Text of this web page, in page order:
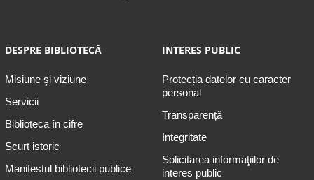
DESPRE BIBLIOTECĂ
Misiune şi viziune
Servicii
Biblioteca în cifre
Scurt istoric
Manifestul bibliotecii publice
INTERES PUBLIC
Protecția datelor cu caracter
personal
Transparență
Integritate
Solicitarea informaţiilor de
interes public